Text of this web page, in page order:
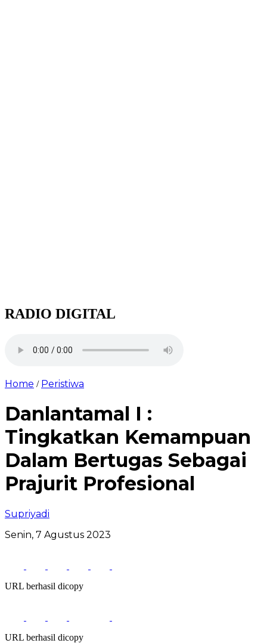
RADIO DIGITAL
Home / Peristiwa
Danlantamal I :
Tingkatkan Kemampuan
Dalam Bertugas Sebagai
Prajurit Profesional
Supriyadi
Senin, 7 Agustus 2023
URL berhasil dicopy
URL berhasil dicopy